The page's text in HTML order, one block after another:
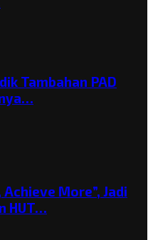
Tambahan PAD
More”, Jadi
HUT…